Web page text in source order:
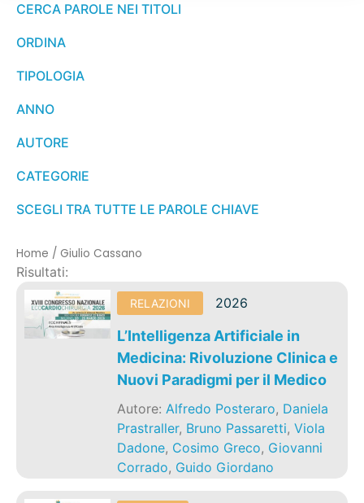
CERCA PAROLE NEI TITOLI
ORDINA
TIPOLOGIA
ANNO
AUTORE
CATEGORIE
SCEGLI TRA TUTTE LE PAROLE CHIAVE
Home / Giulio Cassano
Risultati:
RELAZIONI 2026
L’Intelligenza Artificiale in
Medicina: Rivoluzione Clinica e
Nuovi Paradigmi per il Medico
Autore:Alfredo Posteraro, Daniela
Prastraller, Bruno Passaretti,Viola
Dadone, Cosimo Greco, Giovanni
Corrado, Guido Giordano